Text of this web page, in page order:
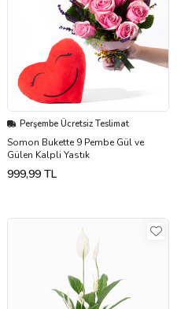
Perşembe Ücretsiz Teslimat
Somon Bukette 9 Pembe Gül ve
Gülen Kalpli Yastık
999,99 TL